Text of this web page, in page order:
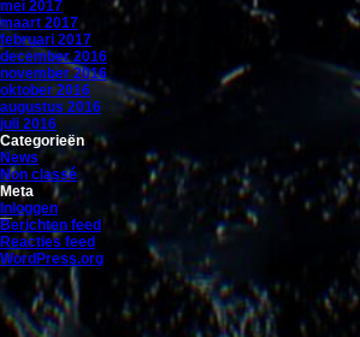
mei 2017
maart 2017
februari 2017
december 2016
november 2016
oktober 2016
augustus 2016
juli 2016
Categorieën
News
Non classé
Meta
Inloggen
Berichten feed
Reacties feed
WordPress.org